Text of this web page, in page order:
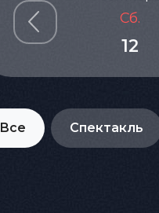
Сб.
12
Все Спектакль